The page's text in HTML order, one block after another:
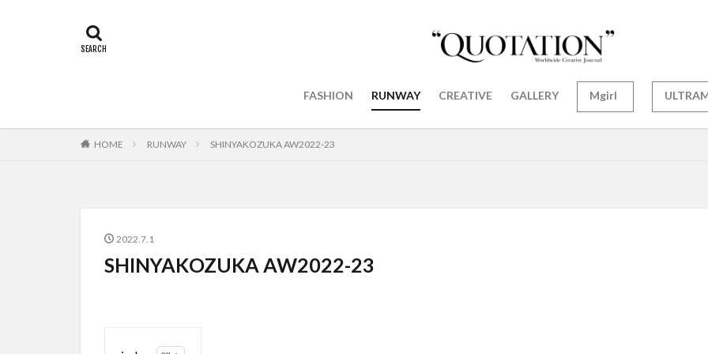
FASHION RUNWAY CREATIVE GALLERY Mgirl
HOME RUNWAY SHINYAKOZUKA AW2022-23
2022.7.1
SHINYAKOZUKA AW2022-23